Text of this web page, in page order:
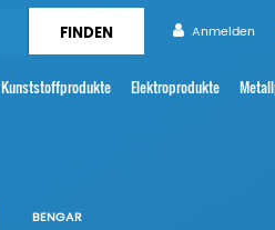
Anmelden
Kunststoffprodukte Elektroprodukte
BENGAR